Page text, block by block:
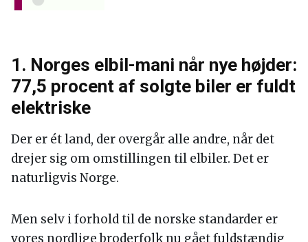
1. Norges elbil-mani når nye højder:
77,5 procent af solgte biler er fuldt
elektriske
Der er ét land, der overgår alle andre, når det
drejer sig om omstillingen til elbiler. Det er
naturligvis Norge.
Men selv i forhold til de norske standarder er
vores nordlige broderfolk nu gået fuldstændig